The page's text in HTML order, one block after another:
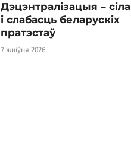
Дэцэнтралізацыя – сіла
і слабасць беларускіх
пратэстаў
7 жніўня 2026